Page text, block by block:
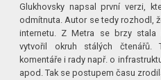
Glukhovsky napsal první verzi,
odmítnuta. Autor se tedy rozhodl,
internetu. Z Metra se brzy stala
vytvořil okruh stálých čtenářů.
komentáře i rady např. o
apod. Tak se postupem času